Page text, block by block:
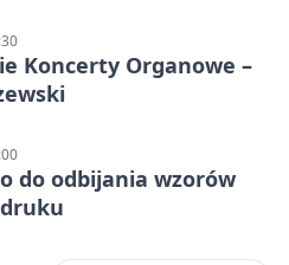
Koncerty Organowe –
do odbijania wzorów